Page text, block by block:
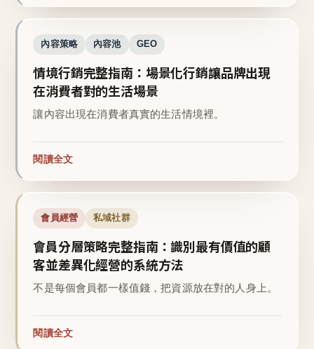
內容策略 內容池 GEO
情境行銷完整指南：場景化行銷讓品牌出現
在消費者對的生活場景
讓內容出現在消費者真實的生活情境裡。
閱讀全文
會員經營 私域社群
會員分層策略完整指南：識別最有價值的顧
客並差異化經營的系統方法
不是每個會員都一樣值錢，把資源放在對的人身上。
閱讀全文